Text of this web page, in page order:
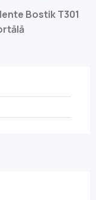
Bostik T301